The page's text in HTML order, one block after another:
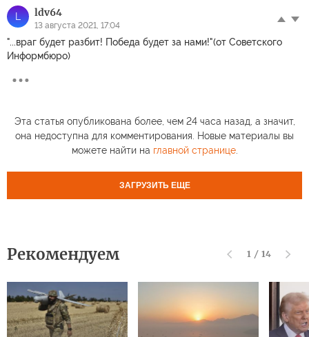
L ldv64
13 августа 2021, 17:04
"...враг будет разбит! Победа будет за нами!"(от Советского
Информбюро)
Эта статья опубликована более, чем 24 часа назад, а значит,
она недоступна для комментирования. Новые материалы вы
можете найти на главной странице.
ЗАГРУЗИТЬ ЕЩЕ
Рекомендуем 1 / 14